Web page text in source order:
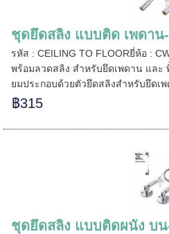
ชุดยึดสลิง แบบติด เพดา
รหัส : CEILING TO FLOORยี่ห้อ :
พร้อมลวดสลิง สำหรับยึดเพดาน และ
ยมประกอบด้วยตัวยึดสลิงสำหรับยึดเ
฿315
ชุดยึดสลิง แบบติดผนัง บน